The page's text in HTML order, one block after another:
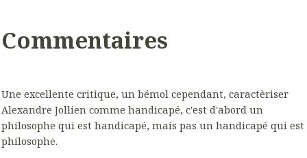
Commentaires
Une excellente critique, un bémol cependant, caractèriser
Alexandre Jollien comme handicapé, c'est d'abord un
philosophe qui est handicapé, mais pas un handicapé qui est
philosophe.